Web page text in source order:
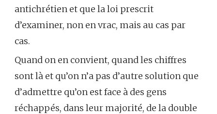
antichrétien et que la loi prescrit
d’examiner, non en vrac, mais au cas par
cas.
Quand on en convient, quand les chiffres
sont là et qu’on n’a pas d’autre solution que
d’admettre qu’on est face à des gens
réchappés, dans leur majorité, de la double